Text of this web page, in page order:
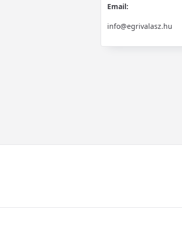
Email:
info@egrivalasz.hu